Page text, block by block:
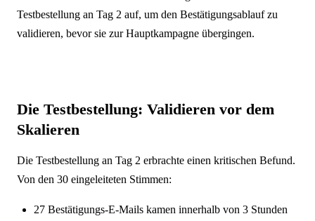
Testbestellung an Tag 2 auf, um den Bestätigungsablauf zu
validieren, bevor sie zur Hauptkampagne übergingen.
Die Testbestellung: Validieren vor dem
Skalieren
Die Testbestellung an Tag 2 erbrachte einen kritischen Befund.
Von den 30 eingeleiteten Stimmen:
27 Bestätigungs-E-Mails kamen innerhalb von 3 Stunden